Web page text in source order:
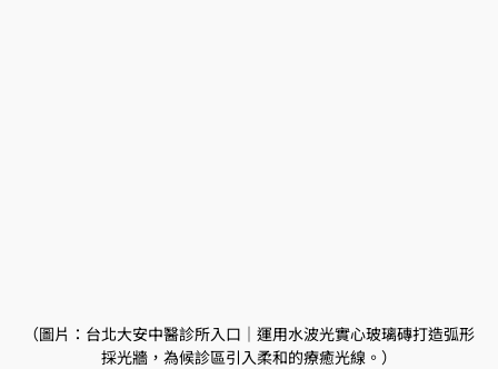
（圖片：台北大安中醫診所入口｜運用水波光實心玻璃磚打造弧形
採光牆，為候診區引入柔和的療癒光線。）